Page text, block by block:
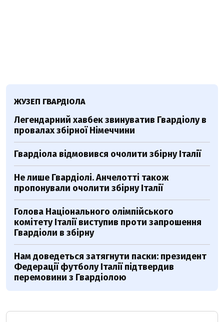
ЖУЗЕП ГВАРДІОЛА
Легендарний хавбек звинуватив Гвардіолу в
провалах збірної Німеччини
Гвардіола відмовився очолити збірну Італії
Не лише Гвардіолі. Анчелотті також
пропонували очолити збірну Італії
Голова Національного олімпійського
комітету Італії виступив проти запрошення
Гвардіоли в збірну
Нам доведеться затягнути паски: президент
Федерації футболу Італії підтвердив
перемовини з Гвардіолою